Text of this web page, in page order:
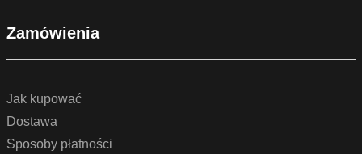
Zamówienia
Jak kupować
Dostawa
Sposoby płatności